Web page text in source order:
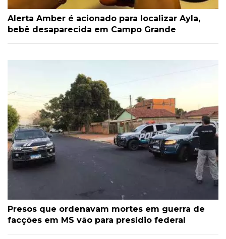
Alerta Amber é acionado para localizar Ayla,
bebê desaparecida em Campo Grande
Presos que ordenavam mortes em guerra de
facções em MS vão para presídio federal